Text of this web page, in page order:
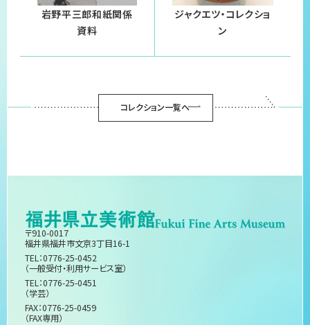
岩野平三郎和紙関係
資料
ジャクエツ・コレクショ
ン
コレクション一覧へ
〒910-0017
福井県福井市文京3丁目16-1
TEL：0776-25-0452
（一般受付・利用サービス室）
TEL：0776-25-0451
（学芸）
FAX：0776-25-0459
（FAX専用）